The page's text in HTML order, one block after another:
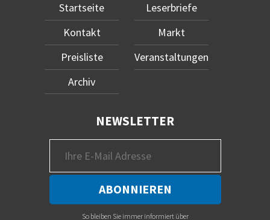
Startseite
Kontakt
Preisliste
Archiv
Leserbriefe
Markt
Veranstaltungen
NEWSLETTER
So bleiben Sie immer informiert über